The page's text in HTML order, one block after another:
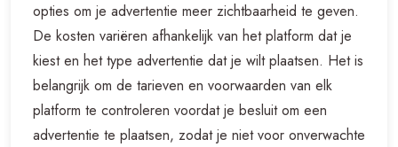
opties om je advertentie meer zichtbaarheid te geven.
De kosten variëren afhankelijk van het platform dat je
kiest en het type advertentie dat je wilt plaatsen. Het is
belangrijk om de tarieven en voorwaarden van elk
platform te controleren voordat je besluit om een
advertentie te plaatsen, zodat je niet voor onverwachte